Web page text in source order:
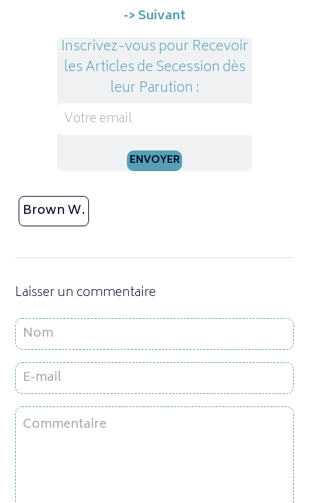
-> Suivant
Inscrivez-vous pour Recevoir
les Articles de Secession dès
leur Parution :
Brown W.
Laisser un commentaire